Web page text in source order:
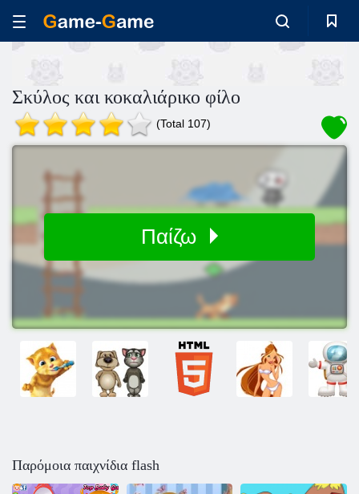
Σκύλος και κοκαλιάρικο φίλο
(Total 107)
Παίζω
Παρόμοια παιχνίδια flash